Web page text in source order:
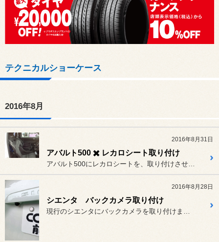
テクニカルショーケース
2016年8月
2016年8月31日
アバルト500 ✖️ レカロシート取り付け
2016年8月28日
シエンタ バックカメラ取り付け